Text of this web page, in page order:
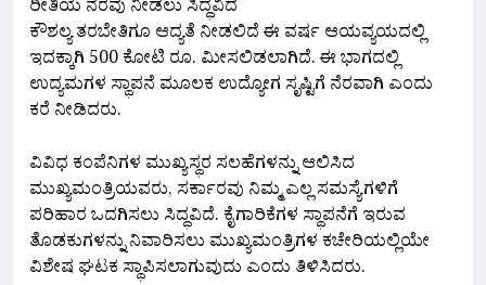
ರೀತಿಯ ನೆರವು ನೀಡಲು ಸಿದ್ಧವಿದೆ
ಕೌಶಲ್ಯ ತರಬೇತಿಗೂ ಆದ್ಯತೆ ನೀಡಲಿದೆ ಈ ವರ್ಷ ಆಯವ್ಯಯದಲ್ಲಿ
ಇದಕ್ಕಾಗಿ 500 ಕೋಟಿ ರೂ. ಮೀಸಲಿಡಲಾಗಿದೆ. ಈ ಭಾಗದಲ್ಲಿ
ಉದ್ಯಮಗಳ ಸ್ಥಾಪನೆ ಮೂಲಕ ಉದ್ಯೋಗ ಸೃಷ್ಟಿಗೆ ನೆರವಾಗಿ ಎಂದು
ಕರೆ ನೀಡಿದರು.
ವಿವಿಧ ಕಂಪೆನಿಗಳ ಮುಖ್ಯಸ್ಥರ ಸಲಹೆಗಳನ್ನು ಆಲಿಸಿದ
ಮುಖ್ಯಮಂತ್ರಿಯವರು, ಸರ್ಕಾರವು ನಿಮ್ಮ ಎಲ್ಲ ಸಮಸ್ಯೆಗಳಿಗೆ
ಪರಿಹಾರ ಒದಗಿಸಲು ಸಿದ್ಧವಿದೆ. ಕೈಗಾರಿಕೆಗಳ ಸ್ಥಾಪನೆಗೆ ಇರುವ
ತೊಡಕುಗಳನ್ನು ನಿವಾರಿಸಲು ಮುಖ್ಯಮಂತ್ರಿಗಳ ಕಚೇರಿಯಲ್ಲಿಯೇ
ವಿಶೇಷ ಘಟಕ ಸ್ಥಾಪಿಸಲಾಗುವುದು ಎಂದು ತಿಳಿಸಿದರು.